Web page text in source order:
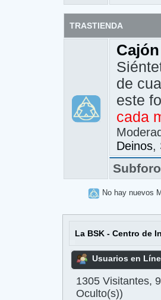
TRASTIENDA
de
este
cada
Deinos,
No hay nuevos
La BSK - Centro de
Usuarios en
1305 Visitantes,
Oculto(s))